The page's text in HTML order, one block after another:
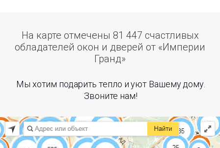
На карте отмечены 81 447 счастливых
обладателей окон и дверей от «Империи
Гранд»
Мы хотим подарить тепло и уют Вашему дому.
Звоните нам!